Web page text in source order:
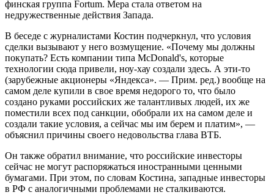
финская группа Fortum. Мера стала ответом на
недружественные действия Запада.
В беседе с журналистами Костин подчеркнул, что условия
сделки вызывают у него возмущение. «Почему мы должны
покупать? Есть компании типа McDonald's, которые
технологии сюда привели, ноу-хау создали здесь. А эти-то
(зарубежные акционеры «Яндекса». — Прим. ред.) вообще на
самом деле купили в свое время недорого то, что было
создано руками российских же талантливых людей, их же
поместили всех под санкции, обобрали их на самом деле и
создали такие условия, а сейчас мы им берем и платим», —
объяснил причины своего недовольства глава ВТБ.
Он также обратил внимание, что российские инвесторы
сейчас не могут распоряжаться иностранными ценными
бумагами. При этом, по словам Костина, западные инвесторы
в РФ с аналогичными проблемами не сталкиваются.